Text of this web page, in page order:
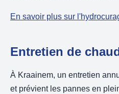
En savoir plus sur
Entretien de
À Kraainem, un entretien
et prévient les pannes en